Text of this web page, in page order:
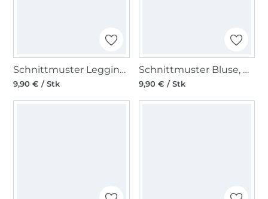
Schnittmuster Leggings, Burda 5850
9,90 € / Stk
Schnittmuster Bluse, Burda 5924
9,90 € / Stk